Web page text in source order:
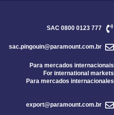
SAC 0800 0123 777
sac.pingouin@paramount.com.br
Para mercados internacionais
For international markets
Para mercados internacionales
export@paramount.com.br